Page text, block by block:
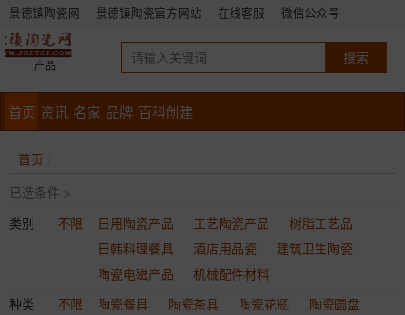
景德镇陶瓷网 景德镇陶瓷官方网站 在线客服 微信公众号
产品
首页 资讯 名家 品牌 百科创建
首页
已选条件 >
类别
不限 日用陶瓷产品 工艺陶瓷产品
树脂工艺品
日韩料理餐具
酒店用品瓷
建筑卫生陶瓷
陶瓷电磁产品
机械配件材料
种类
不限 陶瓷餐具 陶瓷茶具 陶瓷花瓶
陶瓷圆盘